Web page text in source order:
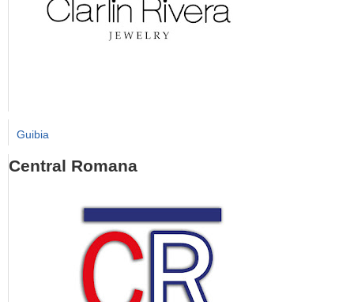
Guibia
Central Romana